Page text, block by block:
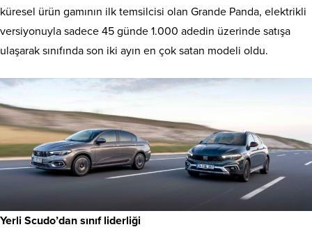
küresel ürün gamının ilk temsilcisi olan Grande Panda, elektrikli
versiyonuyla sadece 45 günde 1.000 adedin üzerinde satışa
ulaşarak sınıfında son iki ayın en çok satan modeli oldu.
Yerli Scudo’dan sınıf liderliği